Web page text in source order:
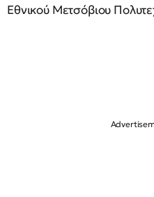
Εθνικού Μετσόβιου